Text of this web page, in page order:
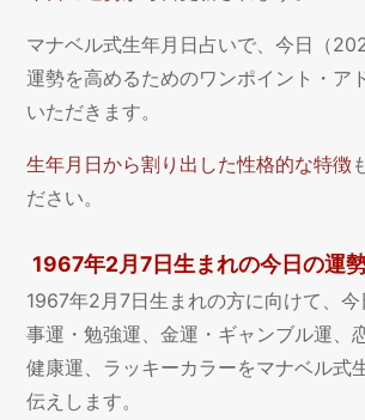
マナベル式生年月日占いで、今日（
運勢を高めるためのワンポイント・ア
いただきます。
生年月日から割り出した性格的な特徴
ださい。
1967年2月7日生まれの今日の運
1967年2月7日生まれの方に向けて、
事運・勉強運、金運・ギャンブル運、
健康運、ラッキーカラーをマナベル式
伝えします。